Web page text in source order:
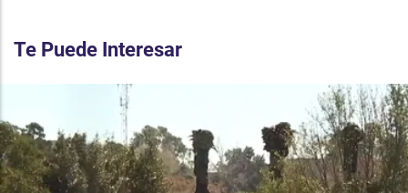
Te Puede Interesar